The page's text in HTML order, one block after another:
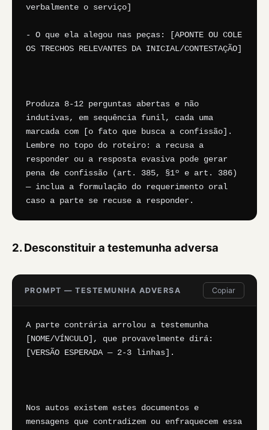
verbalmente o serviço]
- O que ela alegou nas peças: [APONTE OU COLE
OS TRECHOS RELEVANTES DA INICIAL/CONTESTAÇÃO]
Produza 8-12 perguntas abertas e não
indutivas, em sequência funil, cada uma
marcada com [o fato que busca a confissão].
Lembre no topo do roteiro: a recusa a
responder ou a resposta evasiva pode gerar
pena de confissão (art. 385, §1º e art. 386)
— inclua a formulação do requerimento oral
caso a parte se recuse a responder.
2. Desconstituir a testemunha adversa
PROMPT — TESTEMUNHA ADVERSA Copiar
A parte contrária arrolou a testemunha
[NOME/VÍNCULO], que provavelmente dirá:
[VERSÃO ESPERADA — 2-3 linhas].
Nos autos existem estes documentos e
mensagens que contradizem ou enfraquecem essa